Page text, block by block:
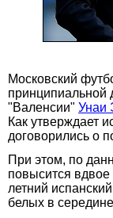
Московский
принципиальной
"Валенсии" Унаи
Как утверждает
договорились о
При этом, по
повысится
летний
белых в